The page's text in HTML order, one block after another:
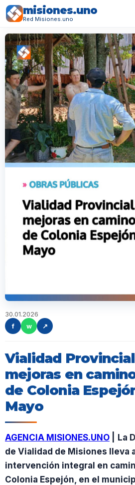
misiones.uno
Red Misiones.uno
30.01.2026
f
w ↗
Vialidad
mejoras en
de Colonia
Mayo
AGENCIA MISIONES.UNO
La
de Vialidad de Misiones lleva
intervención integral en
Colonia Espejón, en el